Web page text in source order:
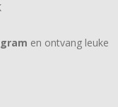
en ontvang leuke